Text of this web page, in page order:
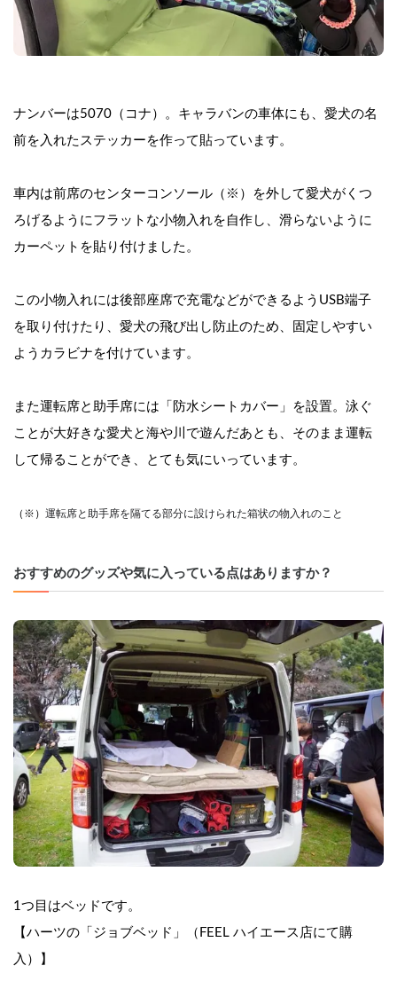
ナンバーは5070（コナ）。キャラバンの車体にも、愛犬の名
前を入れたステッカーを作って貼っています。
車内は前席のセンターコンソール（※）を外して愛犬がくつ
ろげるようにフラットな小物入れを自作し、滑らないように
カーペットを貼り付けました。
この小物入れには後部座席で充電などができるようUSB端子
を取り付けたり、愛犬の飛び出し防止のため、固定しやすい
ようカラビナを付けています。
また運転席と助手席には「防水シートカバー」を設置。泳ぐ
ことが大好きな愛犬と海や川で遊んだあとも、そのまま運転
して帰ることができ、とても気にいっています。
（※） 運転席と助手席を隔てる部分に設けられた箱状の物入れのこと
おすすめのグッズや気に入っている点はありますか？
1つ目はベッドです。
【ハーツの「ジョブベッド」（FEEL ハイエース店にて購
入）】